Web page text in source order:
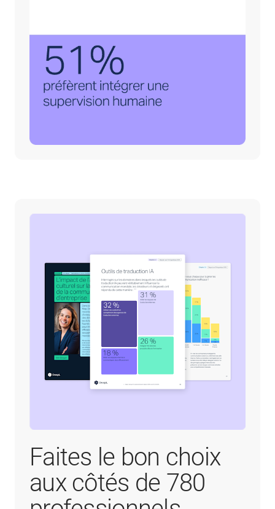
Faites le bon choix
aux côtés de 780